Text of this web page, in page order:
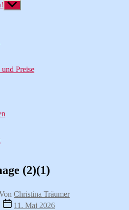
Untermenü
anzeigen
Preise
(2)(1)
Christina Träumer
Veröffentlichungsdatum
11. Mai 2026